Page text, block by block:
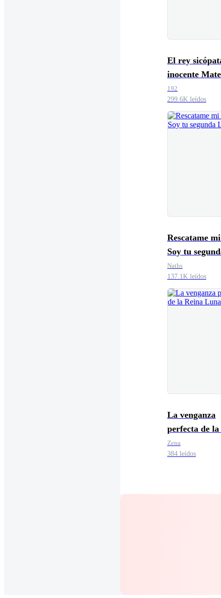
El rey
inocente Mate
192
299.6K leídos
Rescatame
Soy tu
Luna
Naths
137.1K leídos
La venganza
perfecta de la
Luna.
Zena
384 leídos